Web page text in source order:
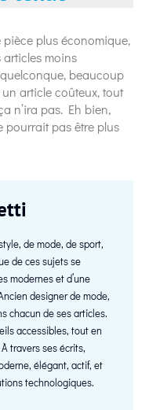
plus économique,
moins
beaucoup
un article coûteux, tout
n’ira pas. Eh bien,
pourrait pas être plus
de mode, de sport,
de ces sujets se
modernes et d’une
designer de mode,
chacun de ses articles.
accessibles, tout en
travers ses écrits,
élégant, actif, et
technologiques.